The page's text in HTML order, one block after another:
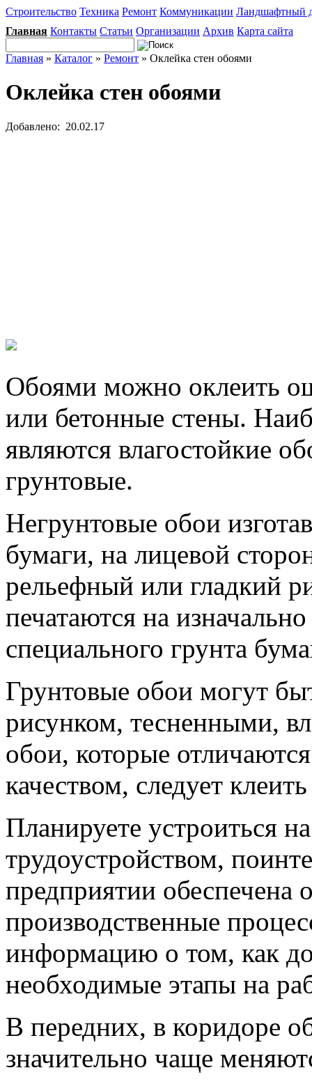
Строительство Техника Ремонт Коммуникации Ландшафтный
Главная Контакты Статьи Организации Архив Карта сайта
Главная » Каталог » Ремонт » Оклейка стен обоями
Оклейка стен обоями
Добавлено: 20.02.17
Обоями можно оклеить
или бетонные стены.
являются влагостойкие
грунтовые.
Негрунтовые обои
бумаги, на лицевой
рельефный или гладкий
печатаются на
специального грунта
Грунтовые обои могут
рисунком, тесненными,
обои, которые
качеством, следует
Планируете устроиться
трудоустройством,
предприятии обеспечена
производственные
информацию о том, как
необходимые этапы на
В передних, в коридоре
значительно чаще